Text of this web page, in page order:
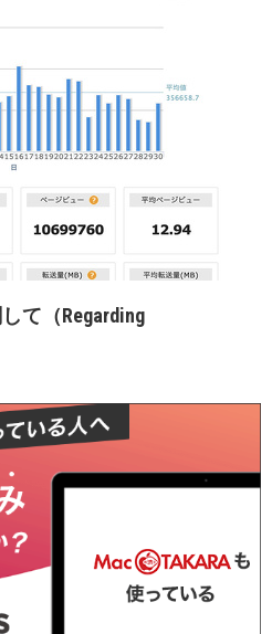
て（Regarding